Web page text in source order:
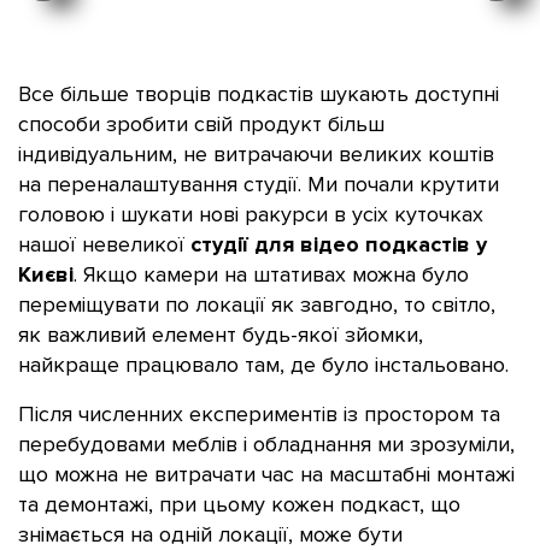
Все більше творців подкастів шукають доступні
способи зробити свій продукт більш
індивідуальним, не витрачаючи великих коштів
на переналаштування студії. Ми почали крутити
головою і шукати нові ракурси в усіх куточках
нашої невеликої студії для відео подкастів у
Києві. Якщо камери на штативах можна було
переміщувати по локації як завгодно, то світло,
як важливий елемент будь-якої зйомки,
найкраще працювало там, де було інстальовано.
Після численних експериментів із простором та
перебудовами меблів і обладнання ми зрозуміли,
що можна не витрачати час на масштабні монтажі
та демонтажі, при цьому кожен подкаст, що
знімається на одній локації, може бути